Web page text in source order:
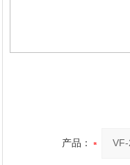
产品：